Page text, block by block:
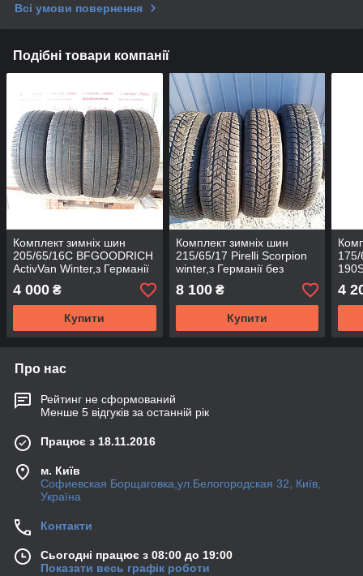
Всі умови повернення
Подібні товари компанії
Комплект зимніх шин
205/65/16С BFGOODRICH
ActivVan Winter,з Германії
без пробігу по Україні
4 000 ₴
Купити
Комплект зимніх шин
215/65/17 Pirelli Scorpion
winter,з Германії без
пробігу по Україні
8 100₴
Купити
без
4
Про нас
Рейтинг не сформований
Менше 5 відгуків за останній рік
Працює з 18.11.2016
м. Київ
Софиевская Борщаговка,ул.Белогородская 32, Київ,
Україна
Контакти
Сьогодні працює з 08:00 до 19:00
Показати весь графік роботи